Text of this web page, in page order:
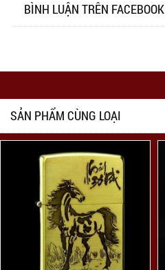
BÌNH LUẬN TRÊN FACEBOOK
SẢN PHẨM CÙNG LOẠI